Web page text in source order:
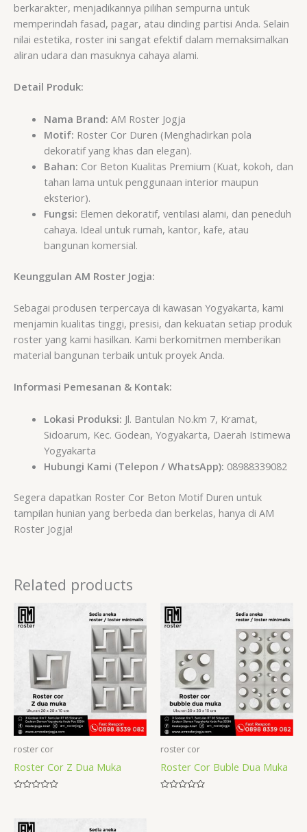
berkarakter, menjadikannya pilihan sempurna untuk
memperindah fasad, pagar, atau dinding partisi Anda. Selain
nilai estetika, roster ini sangat efektif dalam memaksimalkan
aliran udara dan masuknya cahaya alami.
Detail Produk:
Nama Brand: AM Roster Jogja
Motif: Roster Cor Duren (Menghadirkan pola
dekoratif yang khas dan elegan).
Bahan: Cor Beton Kualitas Premium (Kuat, kokoh, dan
tahan lama untuk penggunaan interior maupun
eksterior).
Fungsi: Elemen dekoratif, ventilasi alami, dan peneduh
cahaya. Ideal untuk rumah, kantor, kafe, atau
bangunan komersial.
Keunggulan AM Roster Jogja:
Sebagai produsen terpercaya di kawasan Yogyakarta, kami
menjamin kualitas tinggi, presisi, dan kekuatan setiap produk
roster yang kami hasilkan. Kami berkomitmen memberikan
material bangunan terbaik untuk proyek Anda.
Informasi Pemesanan & Kontak:
Lokasi Produksi: Jl. Bantulan No.km 7, Kramat,
Sidoarum, Kec. Godean, Yogyakarta, Daerah Istimewa
Yogyakarta
Hubungi Kami (Telepon / WhatsApp): 08988339082
Segera dapatkan Roster Cor Beton Motif Duren untuk
tampilan hunian yang berbeda dan berkelas, hanya di AM
Roster Jogja!
Related products
roster cor
Roster Cor Z Dua Muka
of
roster cor
Roster Cor Buble Dua Muka